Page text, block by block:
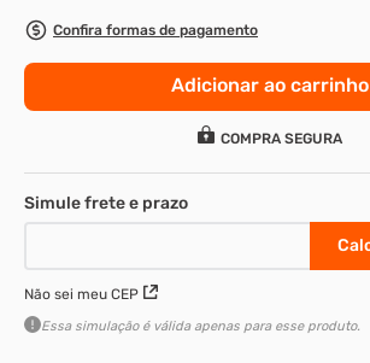
Confira formas de pagamento
Adicionar ao carrinho
COMPRA SEGURA
Não sei meu CEP
Essa simulação é válida apenas para esse produto.
10
presto